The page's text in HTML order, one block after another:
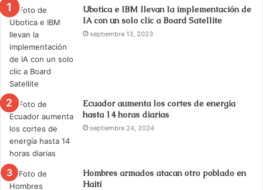
Ubotica e IBM llevan la implementación de
IA con un solo clic a Board Satellite
septiembre 13, 2023
Ecuador aumenta los cortes de energía
hasta 14 horas diarias
septiembre 24, 2024
Hombres armados atacan otro poblado en
Haití